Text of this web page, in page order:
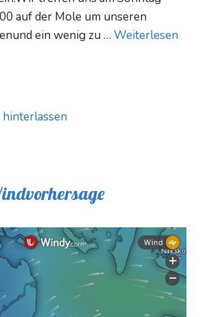
auf der Mole um unseren
ein wenig zu … Weiterlesen